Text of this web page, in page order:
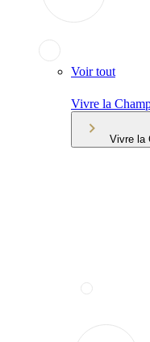
Voir tout
Vivre la
Vivre la